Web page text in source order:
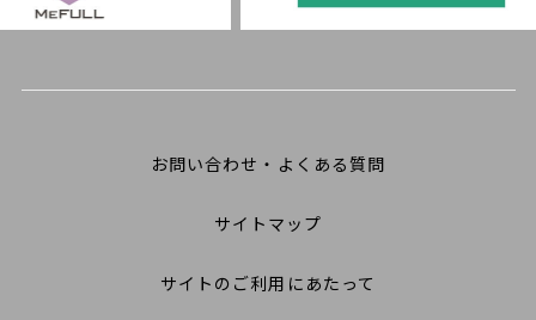
お問い合わせ・よくある質問
サイトマップ
サイトのご利用にあたって